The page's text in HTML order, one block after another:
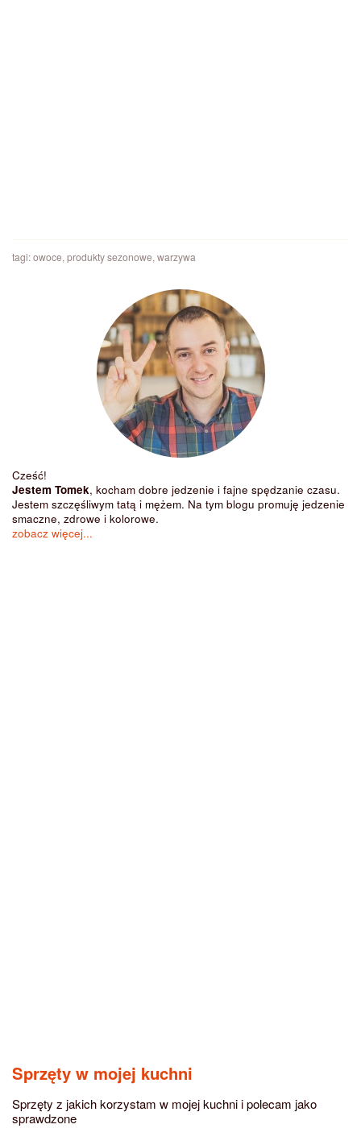
tagi:owoce, produkty sezonowe, warzywa
Cześć!
Jestem Tomek, kocham dobre jedzenie i fajne spędzanie czasu.
Jestem szczęśliwym tatą i mężem. Na tym blogu promuję jedzenie
smaczne, zdrowe i kolorowe.
zobacz więcej...
Sprzęty w mojej kuchni
Sprzęty z jakich korzystam w mojej kuchni i polecam jako
sprawdzone